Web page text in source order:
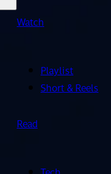
Watch
Playlist
Short & Reels
Read